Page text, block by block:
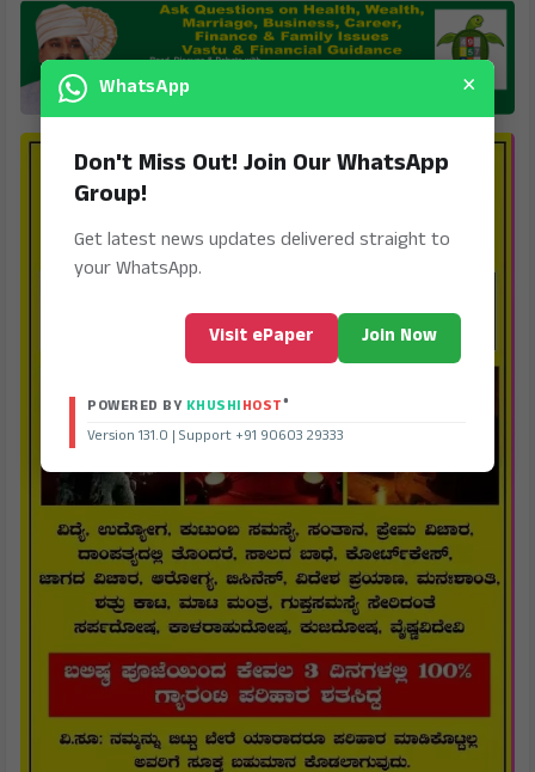
WhatsApp ×
Don't Miss Out! Join Our WhatsApp
Group!
Get latest news updates delivered straight to
your WhatsApp.
Visit ePaper Join Now
POWERED BY KHUSHIHOST®
Version 131.0 | Support +91 90603 29333